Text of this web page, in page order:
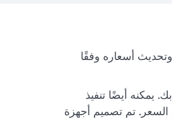
أسعاره وفقًا
يمكنه أيضًا تنفيذ
السعر. تم تصميم أجهزة